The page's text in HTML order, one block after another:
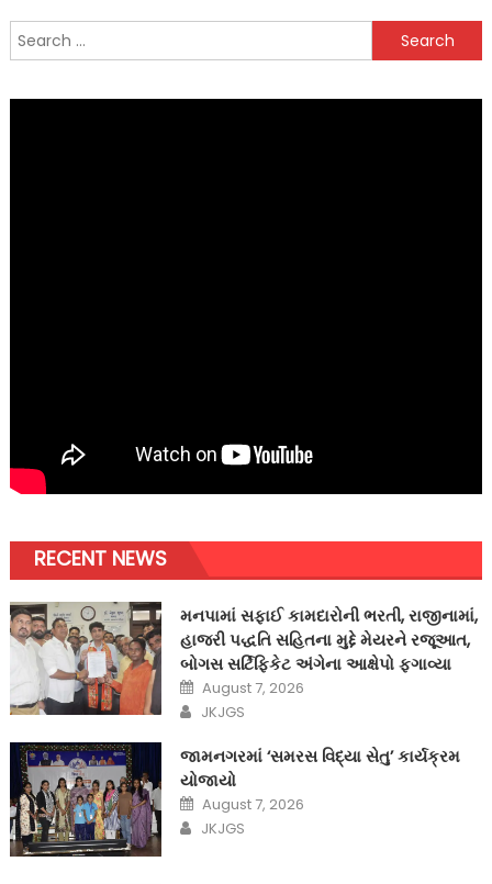
Search
for:
RECENT NEWS
મનપામાં સફાઈ કામદારોની ભરતી, રાજીનામાં,
હાજરી પદ્ધતિ સહિતના મુદ્દે મેયરને રજૂઆત,
બોગસ સર્ટિફિકેટ અંગેના આક્ષેપો ફગાવ્યા
Posted
on
August 7, 2026
Author
JKJGS
જામનગરમાં ‘સમરસ વિદ્યા સેતુ’ કાર્યક્રમ
યોજાયો
Posted
on
August 7, 2026
Author
JKJGS